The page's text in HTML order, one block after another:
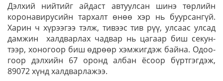
Дэлхий нийтийг айдаст ав­туул­сан шинэ төрлийн
корона­вирусийн тархалт өнөө хэр нь буурсангүй.
Харин ч хү­рээ­гээ тэлж, тивээс тив рүү, улсаас улсад
дамжин халд­вар­лах чадвар нь цагаар биш секун­
тээр, хоногоор биш өд­рөөр хэмжигдэж байна. Одоо­
гоор дэлхийн 67 оронд ал­бан ёсоор бүртгэгдэж,
89072 хүнд халдварлажээ.